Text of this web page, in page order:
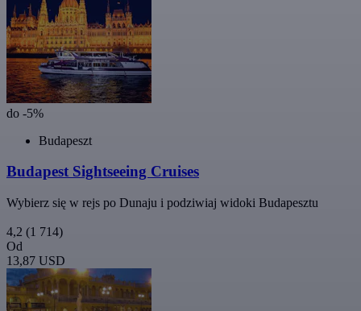
do -5%
Budapeszt
Budapest Sightseeing Cruises
Wybierz się w rejs po Dunaju i podziwiaj widoki Budapesztu
4,2 (1 714)
Od
13,87 USD